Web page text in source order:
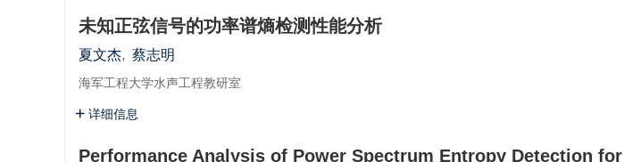
未知正弦信号的功率谱熵检测性能分析
夏文杰, 蔡志明
海军工程大学水声工程教研室
详细信息
Performance Analysis of Power Spectrum Entropy Detection